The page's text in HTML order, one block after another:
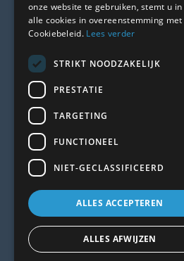
LINKS
Blogs
Algemene
Kunststof
Kunststof
Kunststof
Kunststof Kozijnen
Kunststof kozijnen
onze website te gebruiken, stemt u
alle cookies in overeenstemming met
Cookiebeleid. Lees verder
STRIKT NOODZAKELIJK
PRESTATIE
TARGETING
FUNCTIONEEL
NIET-GECLASSIFICEERD
ALLES ACCEPTEREN
ALLES AFWIJZEN